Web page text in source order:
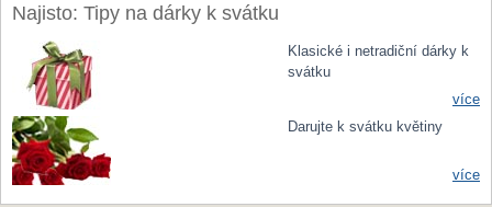
Najisto: Tipy na dárky k svátku
Klasické i netradiční dárky k
svátku
více
Darujte k svátku květiny
více